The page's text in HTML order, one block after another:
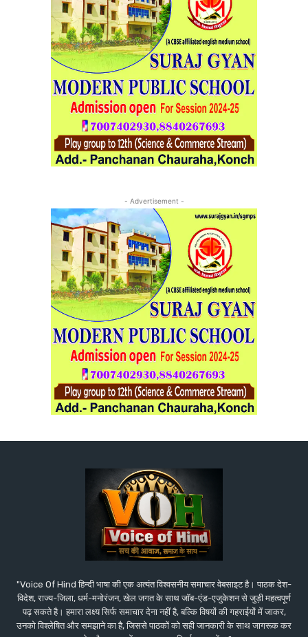
- Advertisement -
"Voice Of Hind हिन्दी भाषा की एक अत्यंत विश्वसनीय समाचार वेबसाइट है। पाठक देश-
विदेश, राज्य-जिला, धर्म-मनोरंजन, खेल जगत के साथ जॉब-एंड-एजुकेशन से जुड़ी महत्वपूर्ण
पढ़ सकते है। हमारा लक्ष्य सिर्फ समाचार देना नहीं है, बल्कि विषयों की गहराईयों में जाकर,
उनको विश्लेषित और समझाने का है, जिससे पाठकों को सही जानकारी के साथ जागरूक कर